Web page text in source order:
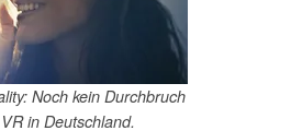
Noch kein Durchbruch
in Deutschland.